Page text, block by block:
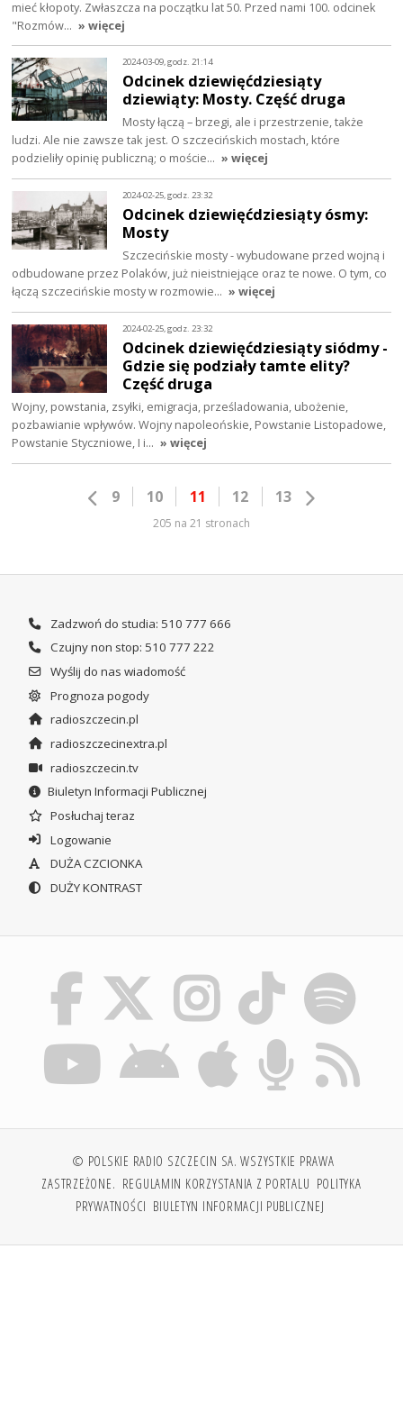
mieć kłopoty. Zwłaszcza na początku lat 50. Przed nami 100. odcinek
"Rozmów… » więcej
2024-03-09, godz. 21:14
Odcinek dziewięćdziesiąty
dziewiąty: Mosty. Część druga
Mosty łączą – brzegi, ale i przestrzenie, także
ludzi. Ale nie zawsze tak jest. O szczecińskich mostach, które
podzieliły opinię publiczną; o moście… » więcej
2024-02-25, godz. 23:32
Odcinek dziewięćdziesiąty ósmy:
Mosty
Szczecińskie mosty - wybudowane przed wojną i
odbudowane przez Polaków, już nieistniejące oraz te nowe. O tym, co
łączą szczecińskie mosty w rozmowie… » więcej
2024-02-25, godz. 23:32
Odcinek dziewięćdziesiąty siódmy -
Gdzie się podziały tamte elity?
Część druga
Wojny, powstania, zsyłki, emigracja, prześladowania, ubożenie,
pozbawianie wpływów. Wojny napoleońskie, Powstanie Listopadowe,
Powstanie Styczniowe, I i… » więcej
9 10 11 12 13
205 na 21 stronach
Zadzwoń do studia: 510 777 666
Czujny non stop: 510 777 222
Wyślij do nas wiadomość
Prognoza pogody
radioszczecin.pl
radioszczecinextra.pl
radioszczecin.tv
Biuletyn Informacji Publicznej
Posłuchaj teraz
Logowanie
DUŻA CZCIONKA
DUŻY KONTRAST
© POLSKIE RADIO SZCZECIN SA. WSZYSTKIE PRAWA
ZASTRZEŻONE. REGULAMIN KORZYSTANIA Z PORTALU POLITYKA
PRYWATNOŚCI BIULETYN INFORMACJI PUBLICZNEJ